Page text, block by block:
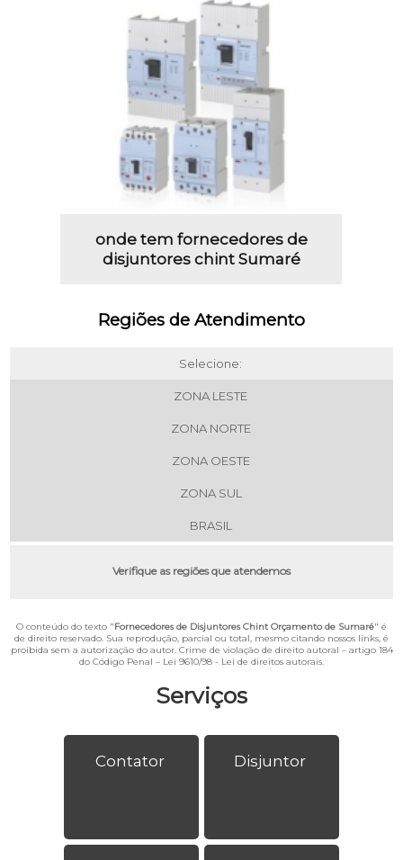
Serviços
Contator Disjuntor
onde tem fornecedores de
disjuntores chint Sumaré
Regiões de Atendimento
Selecione:
ZONA LESTE
ZONA NORTE
ZONA OESTE
ZONA SUL
BRASIL
Verifique as regiões que atendemos
O conteúdo do texto "Fornecedores de Disjuntores Chint Orçamento de Sumaré" é
de direito reservado. Sua reprodução, parcial ou total, mesmo citando nossos links, é
proibida sem a autorização do autor. Crime de violação de direito autoral – artigo 184
do Código Penal – Lei 9610/98 - Lei de direitos autorais.